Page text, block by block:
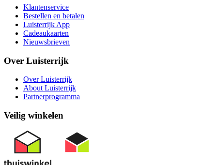
Klantenservice
Bestellen en betalen
Luisterrijk App
Cadeaukaarten
Nieuwsbrieven
Over Luisterrijk
Over Luisterrijk
About Luisterrijk
Partnerprogramma
Veilig winkelen